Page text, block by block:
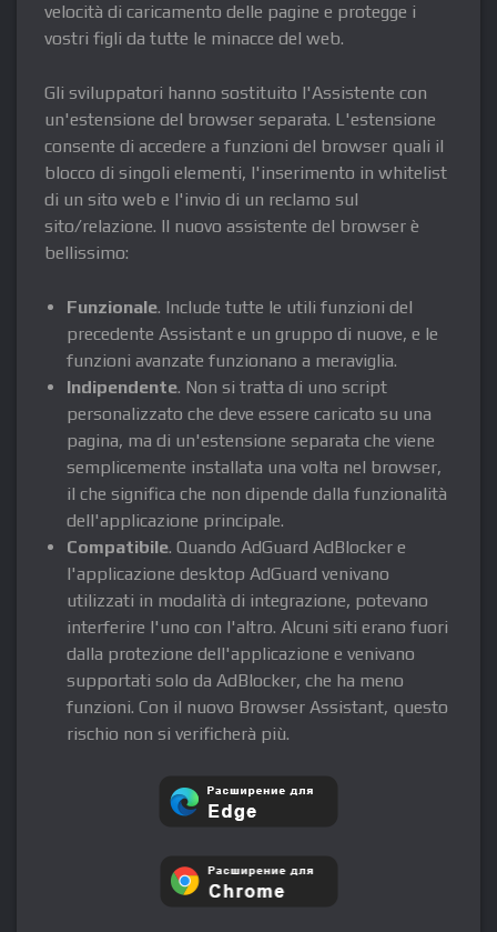
velocità di caricamento delle pagine e protegge i
vostri figli da tutte le minacce del web.
Gli sviluppatori hanno sostituito l'Assistente con
un'estensione del browser separata. L'estensione
consente di accedere a funzioni del browser quali il
blocco di singoli elementi, l'inserimento in whitelist
di un sito web e l'invio di un reclamo sul
sito/relazione. Il nuovo assistente del browser è
bellissimo:
Funzionale. Include tutte le utili funzioni del
precedente Assistant e un gruppo di nuove, e le
funzioni avanzate funzionano a meraviglia.
Indipendente. Non si tratta di uno script
personalizzato che deve essere caricato su una
pagina, ma di un'estensione separata che viene
semplicemente installata una volta nel browser,
il che significa che non dipende dalla funzionalità
dell'applicazione principale.
Compatibile. Quando AdGuard AdBlocker e
l'applicazione desktop AdGuard venivano
utilizzati in modalità di integrazione, potevano
interferire l'uno con l'altro. Alcuni siti erano fuori
dalla protezione dell'applicazione e venivano
supportati solo da AdBlocker, che ha meno
funzioni. Con il nuovo Browser Assistant, questo
rischio non si verificherà più.